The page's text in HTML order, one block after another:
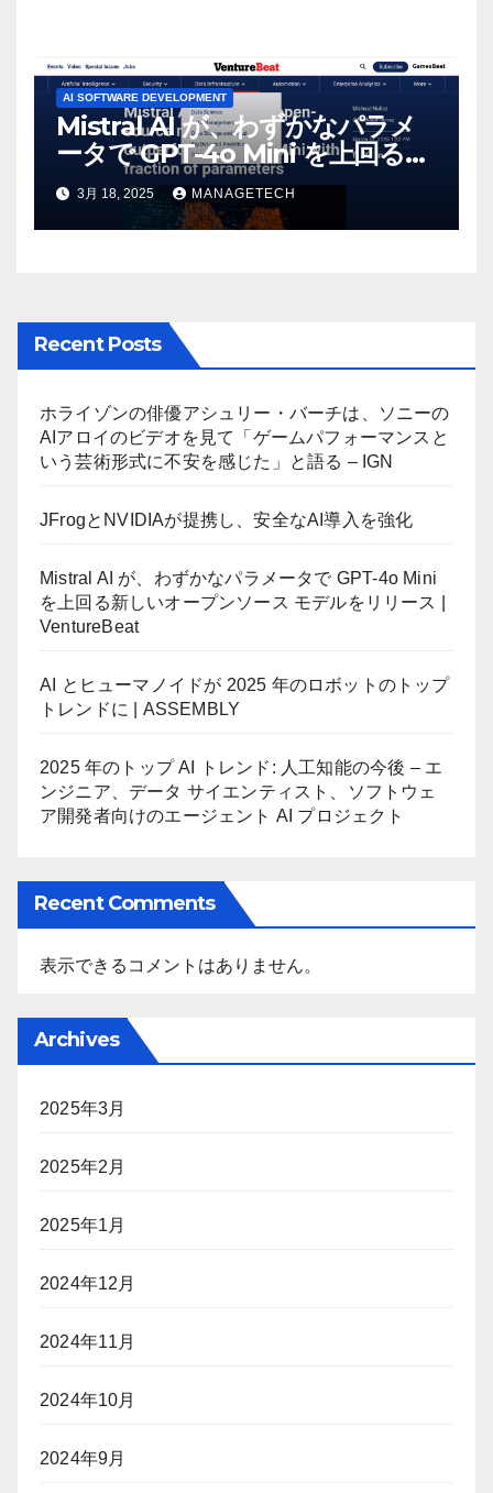
AI SOFTWARE DEVELOPMENT
Mistral AI が、わずかなパラメ
ータで GPT-4o Mini を上回る新
しいオープンソース モデルをリ
リース | VentureBeat
3月 18, 2025 MANAGETECH
Recent Posts
ホライゾンの俳優アシュリー・バーチは、ソニーの
AIアロイのビデオを見て「ゲームパフォーマンスと
いう芸術形式に不安を感じた」と語る – IGN
JFrogとNVIDIAが提携し、安全なAI導入を強化
Mistral AI が、わずかなパラメータで GPT-4o Mini
を上回る新しいオープンソース モデルをリリース |
VentureBeat
AI とヒューマノイドが 2025 年のロボットのトップ
トレンドに | ASSEMBLY
2025 年のトップ AI トレンド: 人工知能の今後 – エ
ンジニア、データ サイエンティスト、ソフトウェ
ア開発者向けのエージェント AI プロジェクト
Recent Comments
表示できるコメントはありません。
Archives
2025年3月
2025年2月
2025年1月
2024年12月
2024年11月
2024年10月
2024年9月